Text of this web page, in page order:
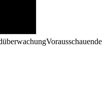
Vorausschauende